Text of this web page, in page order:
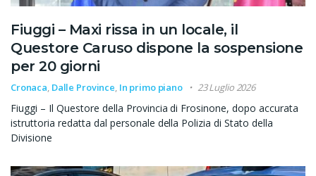
Fiuggi – Maxi rissa in un locale, il
Questore Caruso dispone la sospensione
per 20 giorni
Cronaca, Dalle Province, In primo piano 23 Luglio 2026
Fiuggi – Il Questore della Provincia di Frosinone, dopo accurata
istruttoria redatta dal personale della Polizia di Stato della
Divisione